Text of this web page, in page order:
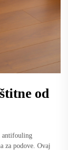
od
antifouling
za podove. Ovaj